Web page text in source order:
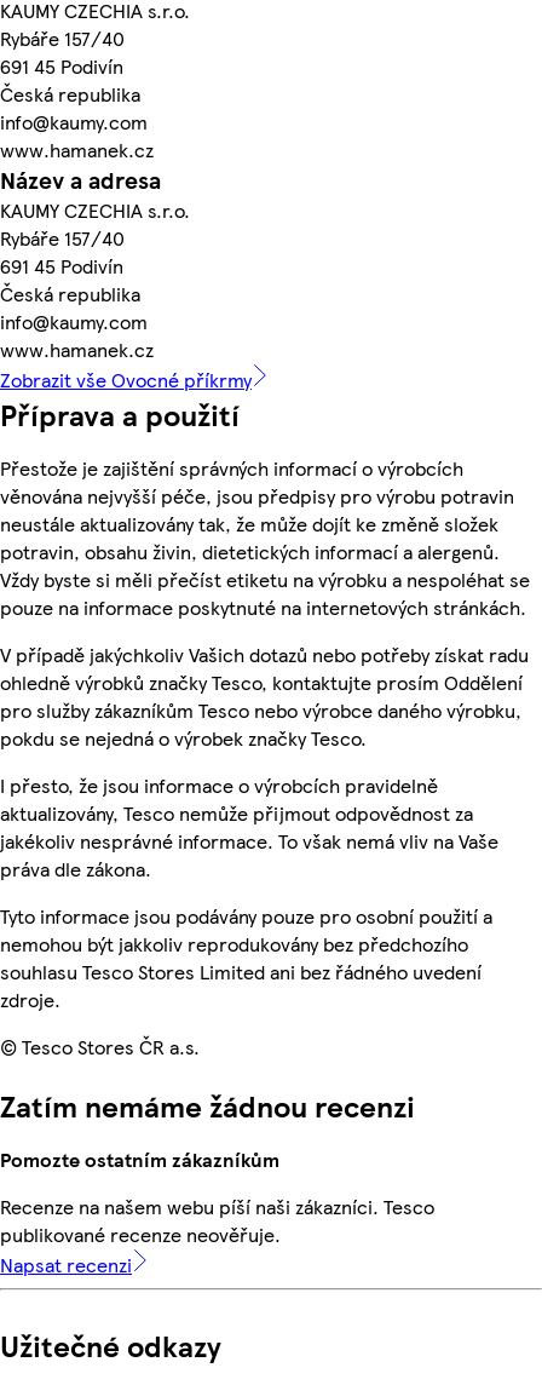
KAUMY CZECHIA s.r.o.
Rybáře 157/40
691 45 Podivín
Česká republika
info@kaumy.com
www.hamanek.cz
Název a adresa
KAUMY CZECHIA s.r.o.
Rybáře 157/40
691 45 Podivín
Česká republika
info@kaumy.com
www.hamanek.cz
Zobrazit vše Ovocné příkrmy
Příprava a použití
Přestože je zajištění správných informací o výrobcích
věnována nejvyšší péče, jsou předpisy pro výrobu potravin
neustále aktualizovány tak, že může dojít ke změně složek
potravin, obsahu živin, dietetických informací a alergenů.
Vždy byste si měli přečíst etiketu na výrobku a nespoléhat se
pouze na informace poskytnuté na internetových stránkách.
V případě jakýchkoliv Vašich dotazů nebo potřeby získat radu
ohledně výrobků značky Tesco, kontaktujte prosím Oddělení
pro služby zákazníkům Tesco nebo výrobce daného výrobku,
pokdu se nejedná o výrobek značky Tesco.
I přesto, že jsou informace o výrobcích pravidelně
aktualizovány, Tesco nemůže přijmout odpovědnost za
jakékoliv nesprávné informace. To však nemá vliv na Vaše
práva dle zákona.
Tyto informace jsou podávány pouze pro osobní použití a
nemohou být jakkoliv reprodukovány bez předchozího
souhlasu Tesco Stores Limited ani bez řádného uvedení
zdroje.
© Tesco Stores ČR a.s.
Zatím nemáme žádnou recenzi
Pomozte ostatním zákazníkům
Recenze na našem webu píší naši zákazníci. Tesco
publikované recenze neověřuje.
Napsat recenzi
Užitečné odkazy